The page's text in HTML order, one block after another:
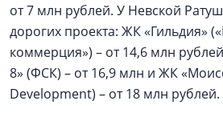
от 7 млн рублей. У Невской
дорогих проекта: ЖК «Гильдия»
коммерция») – от 14,6 млн
8» (ФСК) – от 16,9 млн и ЖК
Development) – от 18 млн рублей.